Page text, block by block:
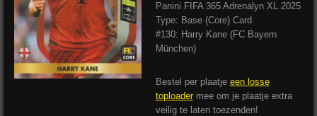
Panini FIFA 365 Adrenalyn XL 2025
Type: Base (Core) Card
#130: Harry Kane (FC Bayern
München)
Bestel per plaatje een losse
toploadermee om je plaatje extra
veilig te laten toezenden!